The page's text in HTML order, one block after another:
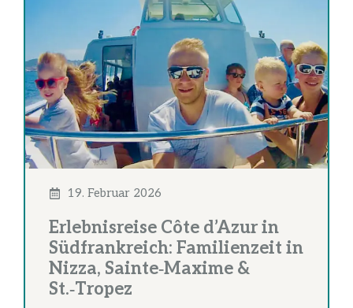
19. Februar 2026
Erlebnisreise Côte d’Azur in
Südfrankreich: Familienzeit in
Nizza, Sainte‑Maxime &
St.‑Tropez